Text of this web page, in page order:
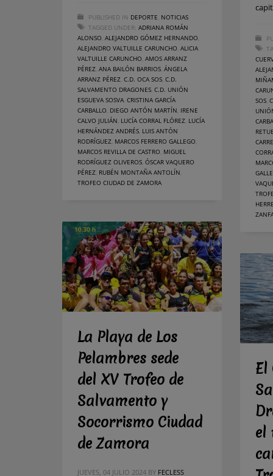
PUBLISHED IN DEPORTE, NOTICIAS
TAGGED UNDER: ADRIANA ROMÁN
ALONSO, ALEJANDRO GÓMEZ HERNANDO,
ALEJANDRO VALTUILLE CARUNCHO, ALICIA
VALTUILLE CARUNCHO, AMOS ARRANZ
PÉREZ, ANA BAILÓN BARRIOS, ÁNGELA
ARRANZ PÉREZ, C.D. OCA SOS, C.D.
SALVAMENTO DRAGONES, C.D. UNIÓN
ESGUEVA SOSVA, CRISTINA GARCÍA
CARBALLO, DIEGO ANTÓN MARTÍN, IRENE
CALVO JULIÁN, LUCÍA CORRAL FLÓREZ, LUCÍA
HERNÁNDEZ ANDRÉS, LUIS ANTÓN
RODRÍGUEZ, MARCOS FERRERO GALLEGO,
MARCOS REVILLA DE CASTRO, MIGUEL
RODRÍGUEZ OLIVEROS, ÓSCAR VAQUERO
PÉREZ, RUBÉN MONTAÑA ANTOLÍN,
TROFEO CIUDAD DE ZAMORA
SOS,
La Playa de Los
Pelambres sede
del XV Trofeo de
Salvamento y
Socorrismo Ciudad
de Zamora
JUEVES, 04 JULIO 2024 BY FECLESS
El
el